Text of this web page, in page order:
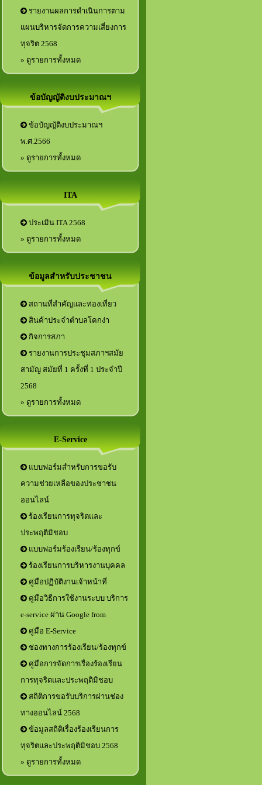
รายงานผลการดำเนินการตาม
แผนบริหารจัดการความเสี่ยงการ
ทุจริต 2568
» ดูรายการทั้งหมด
ข้อบัญญัติงบประมาณฯ
ข้อบัญญัติงบประมาณฯ
พ.ศ.2566
» ดูรายการทั้งหมด
ITA
ประเมิน ITA 2568
» ดูรายการทั้งหมด
ข้อมูลสำหรับประชาชน
สถานที่สำคัญและท่องเที่ยว
สินค้าประจำตำบลโคกง่า
กิจการสภา
รายงานการประชุมสภาฯสมัย
สามัญ สมัยที่ 1 ครั้งที่ 1 ประจำปี
2568
» ดูรายการทั้งหมด
E-Service
แบบฟอร์มสำหรับการขอรับ
ความช่วยเหลือของประชาชน
ออนไลน์
ร้องเรียนการทุจริตและ
ประพฤติมิชอบ
แบบฟอร์มร้องเรียน/ร้องทุกข์
ร้องเรียนการบริหารงานบุคคล
คู่มือปฏิบัติงานเจ้าหน้าที่
คู่มือวิธีการใช้งานระบบ บริการ
e-service ผ่าน Google from
คู่มือ E-Service
ช่องทางการร้องเรียน/ร้องทุกข์
คู่มือการจัดการเรื่องร้องเรียน
การทุจริตและประพฤติมิชอบ
สถิติการขอรับบริการผ่านช่อง
ทางออนไลน์ 2568
ข้อมูลสถิติเรื่องร้องเรียนการ
ทุจริตและประพฤติมิชอบ 2568
» ดูรายการทั้งหมด